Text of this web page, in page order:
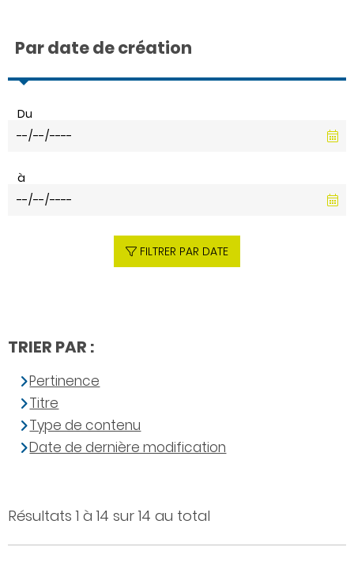
Résultats 1 à 14 sur 14 au total
Par date de création
Du
à
FILTRER PAR DATE
TRIER PAR :
Pertinence
Titre
Type de contenu
Date de dernière modification